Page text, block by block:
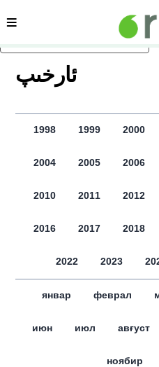
асаслиқ мәзмунға атлаң
сәһипә
ﺋﺎﺭﺧﯩﭗ
1998 1999 2000
2004 2005 2006
2010 2011 2012
2016 2017 2018
2022 2023
январ феврал
июн июл авғуст
ноябир